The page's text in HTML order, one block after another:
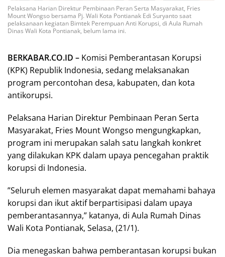
Pelaksana Harian Direktur Pembinaan Peran Serta Masyarakat, Fries
Mount Wongso bersama Pj. Wali Kota Pontianak Edi Suryanto saat
pelaksanaan kegiatan Bimtek Perempuan Anti Korupsi, di Aula Rumah
Dinas Wali Kota Pontianak, belum lama ini.
BERKABAR.CO.ID – Komisi Pemberantasan Korupsi
(KPK) Republik Indonesia, sedang melaksanakan
program percontohan desa, kabupaten, dan kota
antikorupsi.
Pelaksana Harian Direktur Pembinaan Peran Serta
Masyarakat, Fries Mount Wongso mengungkapkan,
program ini merupakan salah satu langkah konkret
yang dilakukan KPK dalam upaya pencegahan praktik
korupsi di Indonesia.
”Seluruh elemen masyarakat dapat memahami bahaya
korupsi dan ikut aktif berpartisipasi dalam upaya
pemberantasannya,” katanya, di Aula Rumah Dinas
Wali Kota Pontianak, Selasa, (21/1).
Dia menegaskan bahwa pemberantasan korupsi bukan